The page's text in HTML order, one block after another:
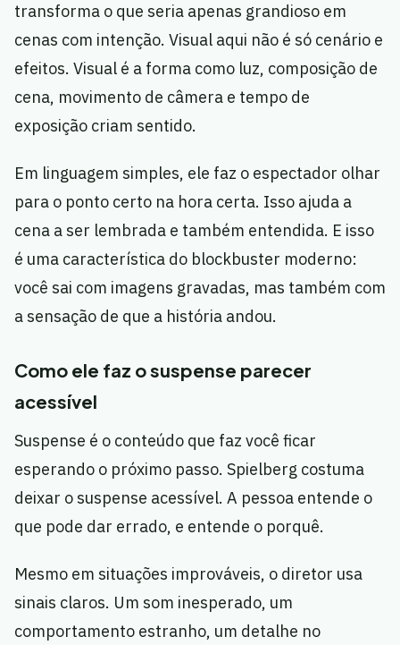
transforma o que seria apenas grandioso em
cenas com intenção. Visual aqui não é só cenário e
efeitos. Visual é a forma como luz, composição de
cena, movimento de câmera e tempo de
exposição criam sentido.
Em linguagem simples, ele faz o espectador olhar
para o ponto certo na hora certa. Isso ajuda a
cena a ser lembrada e também entendida. E isso
é uma característica do blockbuster moderno:
você sai com imagens gravadas, mas também com
a sensação de que a história andou.
Como ele faz o suspense parecer
acessível
Suspense é o conteúdo que faz você ficar
esperando o próximo passo. Spielberg costuma
deixar o suspense acessível. A pessoa entende o
que pode dar errado, e entende o porquê.
Mesmo em situações improváveis, o diretor usa
sinais claros. Um som inesperado, um
comportamento estranho, um detalhe no